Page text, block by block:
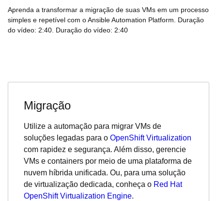
Aprenda a transformar a migração de suas VMs em um processo
simples e repetível com o Ansible Automation Platform. Duração
do vídeo: 2:40. Duração do vídeo: 2:40
Migração
Utilize a automação para migrar VMs de
soluções legadas para o OpenShift Virtualization
com rapidez e segurança. Além disso, gerencie
VMs e containers por meio de uma plataforma de
nuvem híbrida unificada. Ou, para uma solução
de virtualização dedicada, conheça o Red Hat
OpenShift Virtualization Engine.